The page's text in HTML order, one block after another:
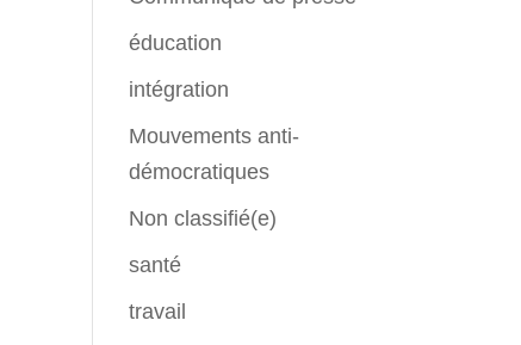
éducation
intégration
Mouvements anti-
démocratiques
Non classifié(e)
santé
travail